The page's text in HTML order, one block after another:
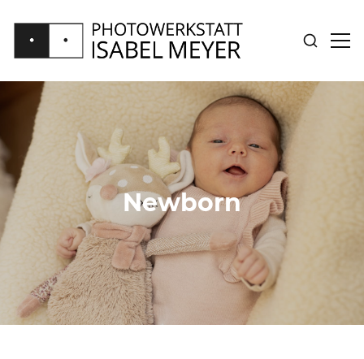
ISABEL
MEYER
SUCHE
Newborn